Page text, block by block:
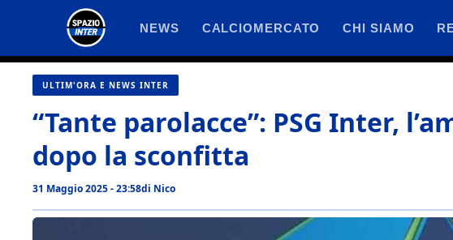
contenuto
NEWS CALCIOMERCATO CHI SIAMO
ULTIM'ORA E NEWS INTER
“Tante parolacce”: PSG Inter,
dopo la sconfitta
31 Maggio 2025 - 23:58di Nico